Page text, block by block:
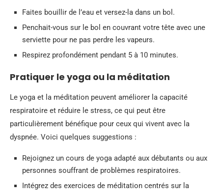
Faites bouillir de l’eau et versez-la dans un bol.
Penchait-vous sur le bol en couvrant votre tête avec une
serviette pour ne pas perdre les vapeurs.
Respirez profondément pendant 5 à 10 minutes.
Pratiquer le yoga ou la méditation
Le yoga et la méditation peuvent améliorer la capacité
respiratoire et réduire le stress, ce qui peut être
particulièrement bénéfique pour ceux qui vivent avec la
dyspnée. Voici quelques suggestions :
Rejoignez un cours de yoga adapté aux débutants ou aux
personnes souffrant de problèmes respiratoires.
Intégrez des exercices de méditation centrés sur la